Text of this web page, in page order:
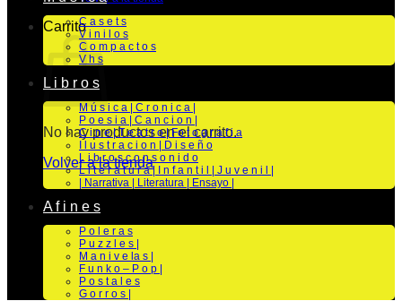
Carrito
No hay productos en el carrito.
Volver a la tienda
C a s e t s
V i n i l o s
C o m p a c t o s
V h s
L i b r o s
M ú s i c a | C r o n i c a |
P o e s i a | C a n c i o n |
C i n e | T e a t r o | Fo t o g r a f i a
I l u s t r a c i o n | D i s e ñ o
L i b r o s c o n s o n i d o
L i t e r a t u r a | I n f a n t i l | J u v e n i l |
| Narrativa | Literatura | Ensayo |
A f i n e s
P o l e r a s
P u z z l e s |
M a n i v e la s |
F u n k o – P o p |
P o s t a l e s
G o r r o s |